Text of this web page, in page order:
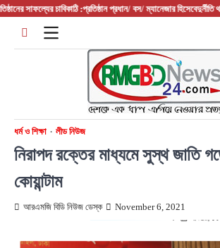
Skip
চাবিকাঠি :প্রতিষ্ঠান প্রধান/ বস/ ম্যানেজার হিসেবেদুর্নীতি
ধর্ম ও শিক্ষা লীড নিউজ
নিরাপদ রক্তের মাধ্যমে সুস্থ জাতি
কোয়ান্টাম
আরএমজি বিডি নিউজ ডেস্ক November 6, 2021